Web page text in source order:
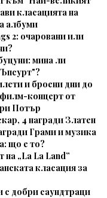
класацията на
албуми
2: очаровани или
мина ли
и броени дни до
концерт от
Потър
4 награди Златен
Грами и музика
що е то?
на „La La Land”
класация за
добри саундтраци